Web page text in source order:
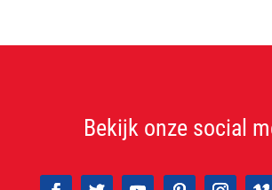
Bekijk onze social